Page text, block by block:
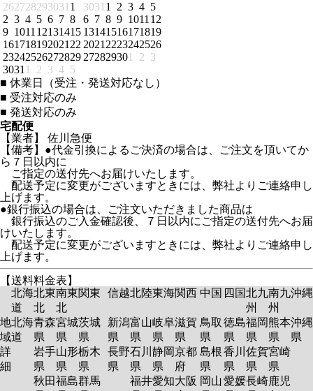
262728293031 1
2 3 4 5 6 7 8
9 1011 12131415
161718192021 22
23242526272829
3031 1 2 3 4 5
3031 1 2 3 4 5
6 7 8 9 1011 12
13141516171819
2021 2223242526
272829301 2 3
■ 休業日（受注・発送対応なし）
■ 受注対応のみ
■ 発送対応のみ
宅配便
【業者】 佐川急便
【備考】●代金引換によるご決済の場合は、ご注文を頂いてか
ら７日以内に
ご指定の送付先へお届けいたします。
配送予定に変更がございますときには、弊社よりご連絡申し
上げます。
●銀行振込の場合は、ご注文いただきました商品は
銀行振込のご入金確認後、７日以内にご指定の送付先へお届
けいたします。
配送予定に変更がございますときには、弊社よりご連絡申し
上げます。
【送料料金表】
北海
道
北東
北
南東
北
関東 信越北陸東海関西 中国 四国北九
州
南九
州
沖縄
地
域
詳
細
北海
道
青森
県
岩手
県
秋田
宮城
県
山形
県
福島
茨城
県
栃木
県
群馬
新潟
県
長野
県
富山
県
石川
県
福井
岐阜
県
静岡
県
愛知
滋賀
県
京都
府
大阪
鳥取
県
島根
県
岡山
徳島
県
香川
県
愛媛
福岡
県
佐賀
県
長崎
熊本
県
宮崎
県
鹿児
沖縄
県